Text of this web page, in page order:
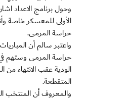
وحول برنامج الاعداد
الأولى للمعسكر خاصة
حراسة المرمى.
واعتبر سالم أن
حراسة المرمى وستهم
الودية عقب الانتهاء من
المتقطعة.
والمعروف أن المنتخب